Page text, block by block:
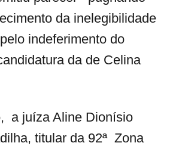
da inelegibilidade
indeferimento do
da de Celina
a juíza Aline Dionísio
titular da 92ª Zona